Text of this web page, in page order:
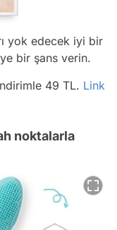
yok edecek iyi bir
bir şans verin.
49 TL. Link
noktalarla